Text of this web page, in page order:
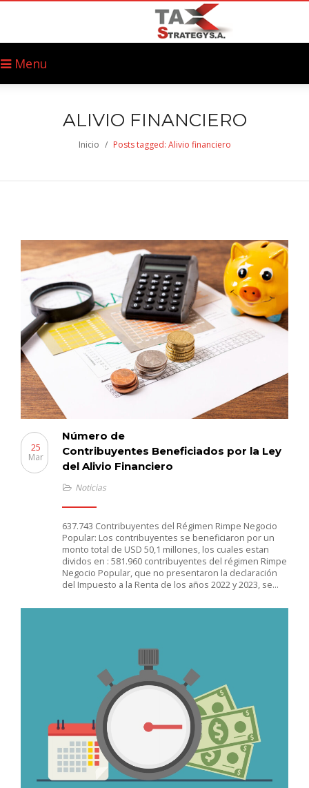
Menu
ALIVIO FINANCIERO
Inicio / Posts tagged: Alivio financiero
Número de
Contribuyentes Beneficiados por la Ley
del Alivio Financiero
25
Mar
Noticias
637.743 Contribuyentes del Régimen Rimpe Negocio
Popular: Los contribuyentes se beneficiaron por un
monto total de USD 50,1 millones, los cuales estan
dividos en : 581.960 contribuyentes del régimen Rimpe
Negocio Popular, que no presentaron la declaración
del Impuesto a la Renta de los años 2022 y 2023, se…